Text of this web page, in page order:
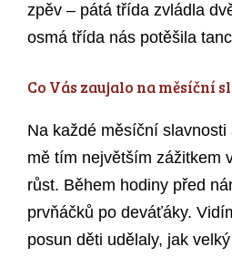
zpěv – pátá třída zvládla
osmá třída nás potěšila
Co Vás zaujalo na měsíční
Na každé měsíční
mě tím největším zážitkem
růst. Během hodiny před
prvňáčků po deváťáky.
posun děti udělaly, jak